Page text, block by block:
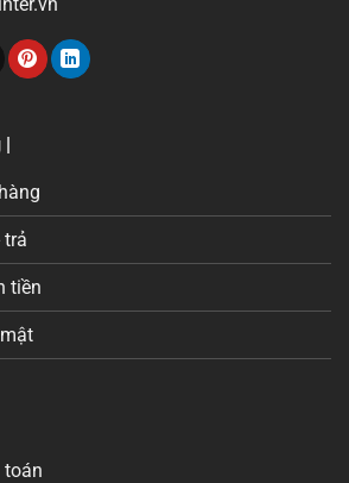
trả
tiền
toán